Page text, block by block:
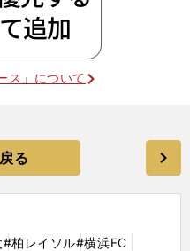
ス」について
る
#柏レイソル#横浜FC